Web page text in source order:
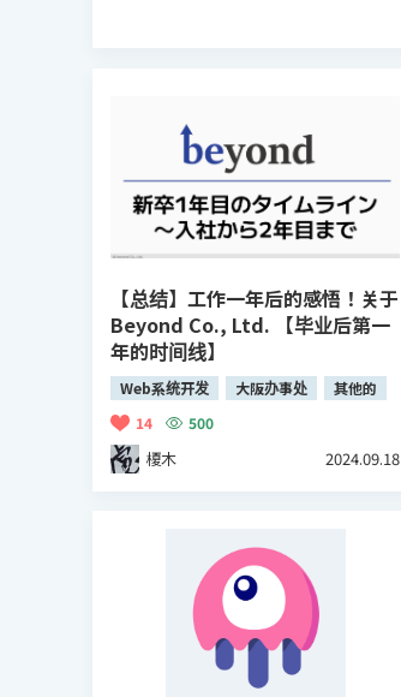
【总结】工作一年后的感悟！关于
Beyond Co., Ltd. 【毕业后第一
年的时间线】
Web系统开发 大阪办事处
其他的
14
500
榎木 2024.09.18